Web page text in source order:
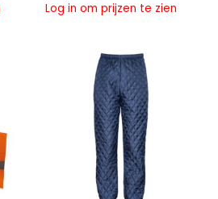
Log in om prijzen te zien